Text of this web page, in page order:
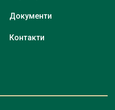
Документи
Контакти